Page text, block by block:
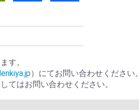
す。
）にてお問い合わせください。
てはお問い合わせください。